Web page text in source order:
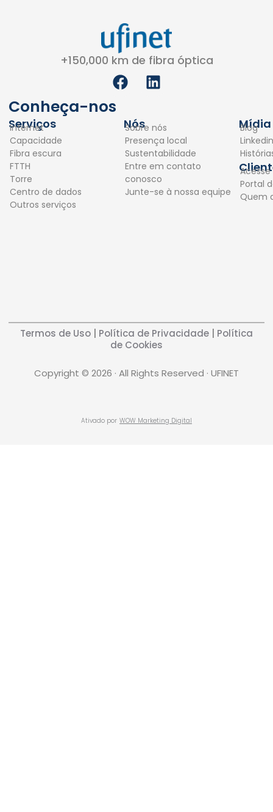
+150,000 km de fibra óptica
F
a
e
b
o
o
k
L
i
k
e
d
i
n
Conheça-nos
Serviços
Internet
Capacidade
Fibra escura
FTTH
Torre
Centro de dados
Outros serviços
Nós
Sobre nós
Presença local
Sustentabilidade
Entre em contato
conosco
Junte-se à nossa equipe
Mídia
Blog
Linkedin
Acesse
Portal
Quem
Termos de Uso Política de Privacidade
Política
de Cookies
Copyright © 2026 · All Rights Reserved · UFINET
Ativado por WOW Marketing Digital